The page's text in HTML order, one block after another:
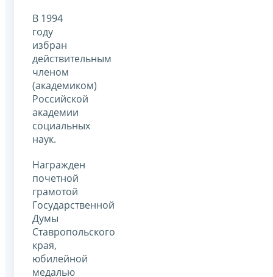
В 1994
году
избран
действительным
членом
(академиком)
Российской
академии
социальных
наук.
Награжден
почетной
грамотой
Государственной
Думы
Ставропольского
края,
юбилейной
медалью